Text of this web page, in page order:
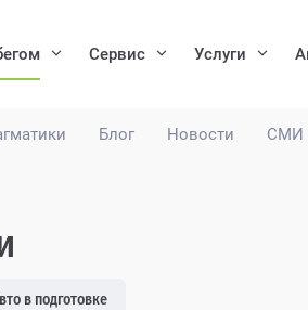
Блог Новости СМИ
Сервис Услуги
в подготовке